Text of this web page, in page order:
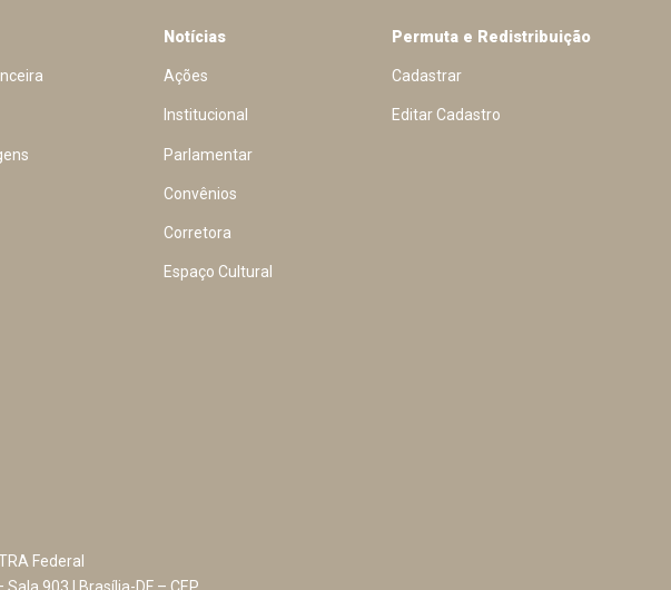
Notícias
Ações
Institucional
Parlamentar
Convênios
Corretora
Espaço Cultural
Permuta e Redistribuição
Cadastrar
Editar Cadastro
Federal